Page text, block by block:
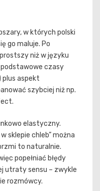
w których polski
go maluje. Po
niż w języku
czasy
plus aspekt
szybciej niż np.
elastyczny.
sklepie chleb” można
to naturalnie.
popełniać błędy
utraty sensu – zwykle
rozmówcy.